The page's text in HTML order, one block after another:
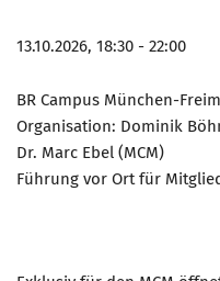
Münchner Marketingpreis
Partnerschaften
Bundesverband
13.10.2026, 18:30 - 22:00
BR Campus München-
Organisation: Dominik
Dr. Marc Ebel (MCM)
Führung vor Ort für